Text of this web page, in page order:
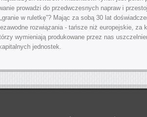
prowadzi do przedwczesnych napraw i
w ruletkę”? Mając za sobą 30 lat
rozwiązania - tańsze niż europejskie, za
wymieniają produkowane przez nas
jednostek.